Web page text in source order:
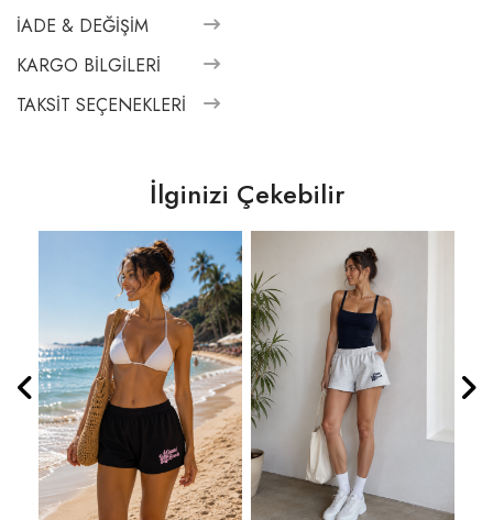
İADE & DEĞIŞIM
KARGO BILGILERI
TAKSIT SEÇENEKLERI
İlginizi Çekebilir